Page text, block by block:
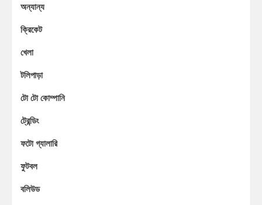
অন্যান্য
ক্রিকেট
খেলা
টলিপাড়া
টো টো কোম্পানি
ট্রেন্ডিং
ফটো গ্যালারি
ফুটবল
বলিউড